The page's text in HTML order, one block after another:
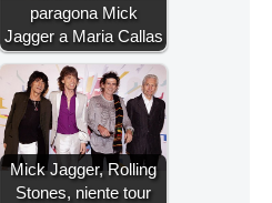
paragona Mick
Jagger a Maria Callas
Mick Jagger, Rolling
Stones, niente tour